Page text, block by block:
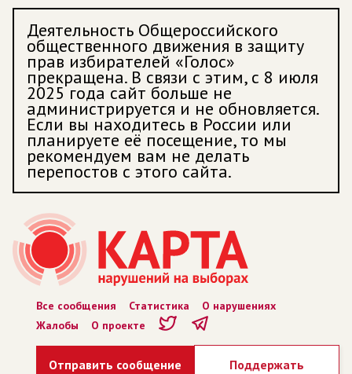
Деятельность Общероссийского
общественного движения в защиту
прав избирателей «Голос»
прекращена. В связи с этим, с 8 июля
2025 года сайт больше не
администрируется и не обновляется.
Если вы находитесь в России или
планируете её посещение, то мы
рекомендуем вам не делать
перепостов с этого сайта.
Все сообщения Статистика
О нарушениях
Жалобы
О проекте
Отправить сообщение Поддержать